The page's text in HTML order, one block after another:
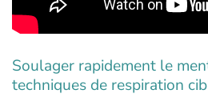
Soulager rapidement le
techniques de respiration